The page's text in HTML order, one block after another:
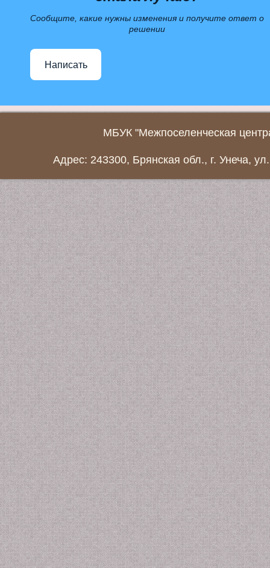
Сообщите, какие нужны изменения и получите ответ о
решении
Написать
МБУК "Межпоселенческая
Адрес: 243300, Брянская обл., г. Унеча,